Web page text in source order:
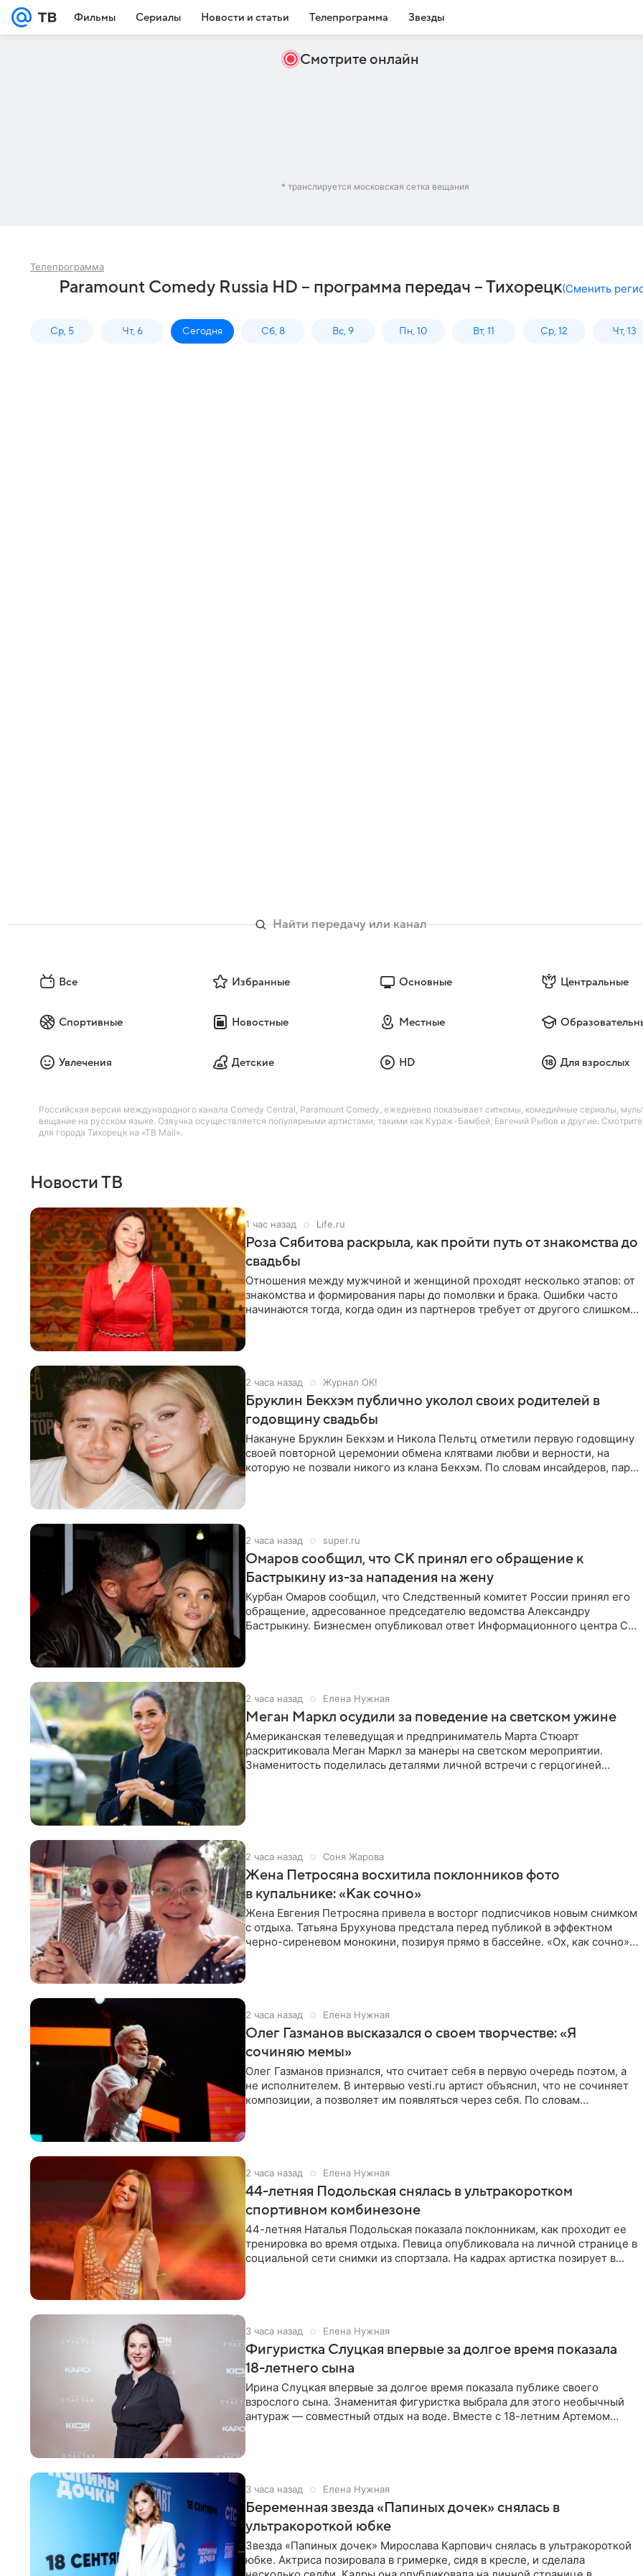
Фильмы Сериалы Новости и статьи Телепрограмма Звезды
Смотрите онлайн
* транслируется московская сетка вещания
Телепрограмма
Paramount Comedy Russia HD – программа передач – Тихорецк(Сменить
Ср, 5 Чт, 6 Сегодня Сб, 8 Вс, 9 Пн, 10 Вт, 11 Ср, 12 Чт, 13
Все Избранные Основные Центральные
Спортивные Новостные Местные
Увлечения Детские HD Для взрослых
Российская версия международного канала Comedy Central, Paramount Comedy, ежедневно показывает ситкомы, комедийные сериалы,
вещание на русском языке. Озвучка осуществляется популярными артистами, такими как Кураж-Бамбей, Евгений Рыбов и другие.
для города Тихорецк на «ТВ Mail».
Новости ТВ
1 час назад Life.ru
Роза Сябитова раскрыла, как пройти путь от знакомства до
свадьбы
Отношения между мужчиной и женщиной проходят несколько этапов: от
знакомства и формирования пары до помолвки и брака. Ошибки часто
начинаются тогда, когда один из партнеров требует от другого слишком
2 часа назад Журнал OK!
Бруклин Бекхэм публично уколол своих родителей в
годовщину свадьбы
Накануне Бруклин Бекхэм и Никола Пельтц отметили первую годовщину
своей повторной церемонии обмена клятвами любви и верности, на
которую не позвали никого из клана Бекхэм. По словам инсайдеров, пара
2 часа назад super.ru
Омаров сообщил, что СК принял его обращение к
Бастрыкину из-за нападения на жену
Курбан Омаров сообщил, что Следственный комитет России принял его
обращение, адресованное председателю ведомства Александру
Бастрыкину. Бизнесмен опубликовал ответ Информационного центра СК
2 часа назад Елена Нужная
Меган Маркл осудили за поведение на светском ужине
Американская телеведущая и предприниматель Марта Стюарт
раскритиковала Меган Маркл за манеры на светском мероприятии.
Знаменитость поделилась деталями личной встречи с герцогиней
2 часа назад Соня Жарова
Жена Петросяна восхитила поклонников фото
в купальнике: «Как сочно»
Жена Евгения Петросяна привела в восторг подписчиков новым снимком
с отдыха. Татьяна Брухунова предстала перед публикой в эффектном
черно-сиреневом монокини, позируя прямо в бассейне. «Ох, как сочно»,
2 часа назад Елена Нужная
Олег Газманов высказался о своем творчестве: «Я
сочиняю мемы»
Олег Газманов признался, что считает себя в первую очередь поэтом, а
не исполнителем. В интервью vesti.ru артист объяснил, что не сочиняет
композиции, а позволяет им появляться через себя. По словам
2 часа назад Елена Нужная
44-летняя Подольская снялась в ультракоротком
спортивном комбинезоне
44-летняя Наталья Подольская показала поклонникам, как проходит ее
тренировка во время отдыха. Певица опубликовала на личной странице в
социальной сети снимки из спортзала. На кадрах артистка позирует в
3 часа назад Елена Нужная
Фигуристка Слуцкая впервые за долгое время показала
18-летнего сына
Ирина Слуцкая впервые за долгое время показала публике своего
взрослого сына. Знаменитая фигуристка выбрала для этого необычный
антураж — совместный отдых на воде. Вместе с 18-летним Артемом
3 часа назад Елена Нужная
Беременная звезда «Папиных дочек» снялась в
ультракороткой юбке
Звезда «Папиных дочек» Мирослава Карпович снялась в ультракороткой
юбке. Актриса позировала в гримерке, сидя в кресле, и сделала